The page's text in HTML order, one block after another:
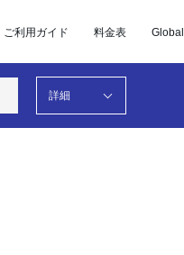
ご利用ガイド 料金表 Global
詳細